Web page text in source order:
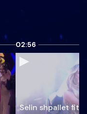
02:56
Selin shpallet